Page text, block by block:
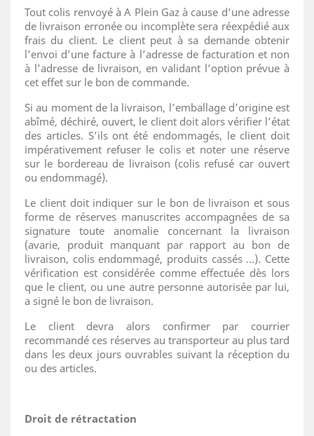
Tout colis renvoyé à A Plein Gaz à cause d’une adresse
de livraison erronée ou incomplète sera réexpédié aux
frais du client. Le client peut à sa demande obtenir
l’envoi d’une facture à l’adresse de facturation et non
à l’adresse de livraison, en validant l’option prévue à
cet effet sur le bon de commande.
Si au moment de la livraison, l’emballage d’origine est
abîmé, déchiré, ouvert, le client doit alors vérifier l’état
des articles. S’ils ont été endommagés, le client doit
impérativement refuser le colis et noter une réserve
sur le bordereau de livraison (colis refusé car ouvert
ou endommagé).
Le client doit indiquer sur le bon de livraison et sous
forme de réserves manuscrites accompagnées de sa
signature toute anomalie concernant la livraison
(avarie, produit manquant par rapport au bon de
livraison, colis endommagé, produits cassés …). Cette
vérification est considérée comme effectuée dès lors
que le client, ou une autre personne autorisée par lui,
a signé le bon de livraison.
Le client devra alors confirmer par courrier
recommandé ces réserves au transporteur au plus tard
dans les deux jours ouvrables suivant la réception du
ou des articles.
Droit de rétractation